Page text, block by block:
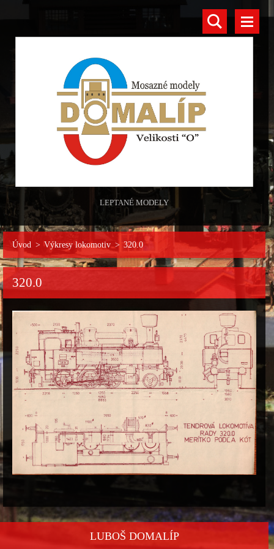
LEPTANÉ MODELY
Úvod > Výkresy lokomotiv > 320.0
320.0
LUBOŠ DOMALÍP